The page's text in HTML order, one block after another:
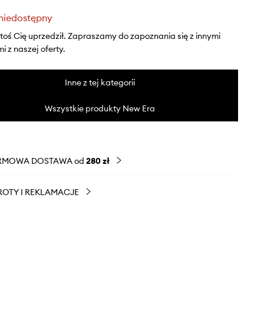
Cię uprzedził. Zapraszamy do zapoznania się z innymi
z naszej oferty.
Inne z tej kategorii
Wszystkie produkty New Era
DOSTAWA od 280 zł
I REKLAMACJE